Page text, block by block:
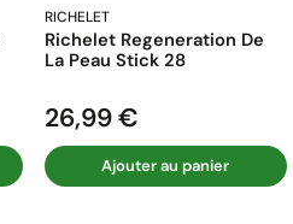
RICHELET
Richelet Regeneration De
La Peau Stick 28
Prix
26,99 €
Ajouter au panier